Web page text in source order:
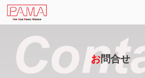
お問合せ